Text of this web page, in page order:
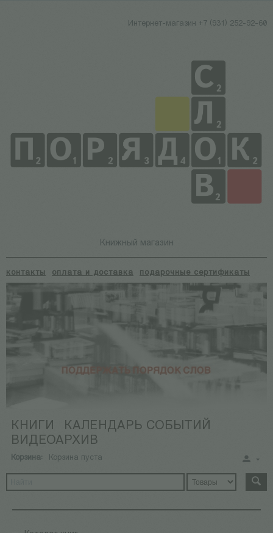
Интернет-магазин +7 (931) 252-92-60
Книжный магазин
контакты оплата и доставка подарочные сертификаты
КНИГИ
КАЛЕНДАРЬ СОБЫТИЙ
ВИДЕОАРХИВ
Корзина: Корзина пуста